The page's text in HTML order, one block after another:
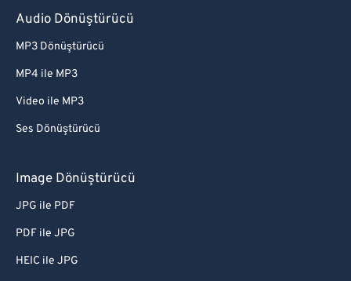
Audio Dönüştürücü
MP3 Dönüştürücü
MP4 ile MP3
Video ile MP3
Ses Dönüştürücü
Image Dönüştürücü
JPG ile PDF
PDF ile JPG
HEIC ile JPG